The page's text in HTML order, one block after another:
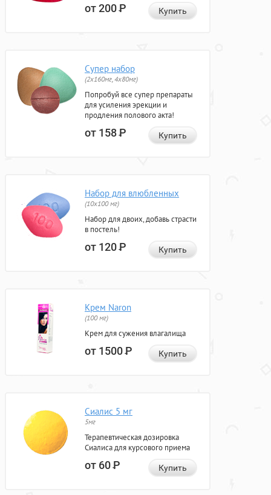
от 200Р Купить
Супер набор
(2х160мг, 4х80мг)
Попробуй все супер препараты
для усиления эрекции и
продления полового акта!
от 158Р Купить
Набор для влюбленных
(10х100 мг)
Набор для двоих, добавь страсти
в постель!
от 120Р Купить
Крем Naron
(100 мг)
Крем для сужения влагалища
от 1500Р Купить
Сиалис 5 мг
5мг
Терапевтическая дозировка
Сиалиса для курсового приема
от 60Р Купить